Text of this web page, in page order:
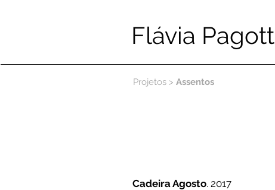
Flávia
Projetos > Assentos
Cadeira Agosto. 2017